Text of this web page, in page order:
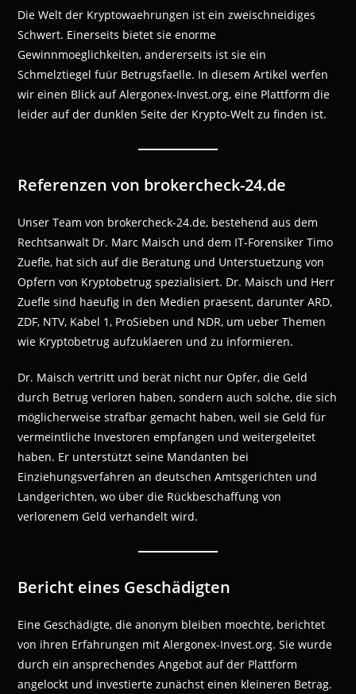
Die Welt der Kryptowaehrungen ist ein zweischneidiges
Schwert. Einerseits bietet sie enorme
Gewinnmoeglichkeiten, andererseits ist sie ein
Schmelztiegel fuür Betrugsfaelle. In diesem Artikel werfen
wir einen Blick auf Alergonex-Invest.org, eine Plattform die
leider auf der dunklen Seite der Krypto-Welt zu finden ist.
Referenzen von brokercheck-24.de
Unser Team von brokercheck-24.de, bestehend aus dem
Rechtsanwalt Dr. Marc Maisch und dem IT-Forensiker Timo
Zuefle, hat sich auf die Beratung und Unterstuetzung von
Opfern von Kryptobetrug spezialisiert. Dr. Maisch und Herr
Zuefle sind haeufig in den Medien praesent, darunter ARD,
ZDF, NTV, Kabel 1, ProSieben und NDR, um ueber Themen
wie Kryptobetrug aufzuklaeren und zu informieren.
Dr. Maisch vertritt und berät nicht nur Opfer, die Geld
durch Betrug verloren haben, sondern auch solche, die sich
möglicherweise strafbar gemacht haben, weil sie Geld für
vermeintliche Investoren empfangen und weitergeleitet
haben. Er unterstützt seine Mandanten bei
Einziehungsverfahren an deutschen Amtsgerichten und
Landgerichten, wo über die Rückbeschaffung von
verlorenem Geld verhandelt wird.
Bericht eines Geschädigten
Eine Geschädigte, die anonym bleiben moechte, berichtet
von ihren Erfahrungen mit Alergonex-Invest.org. Sie wurde
durch ein ansprechendes Angebot auf der Plattform
angelockt und investierte zunächst einen kleineren Betrag.